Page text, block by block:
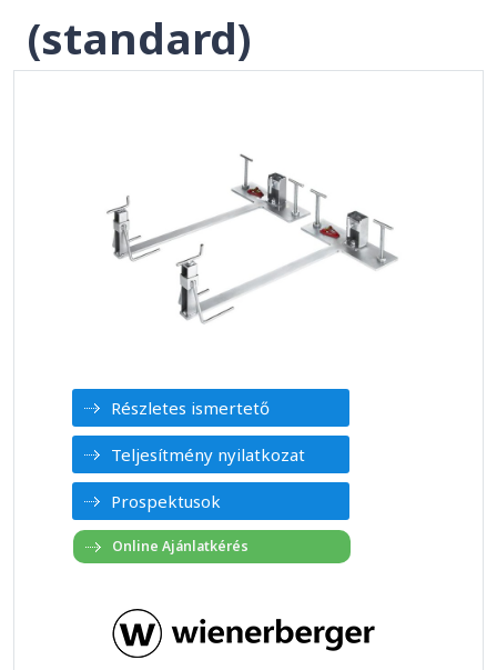
(standard)
Részletes ismertető
Teljesítmény nyilatkozat
Prospektusok